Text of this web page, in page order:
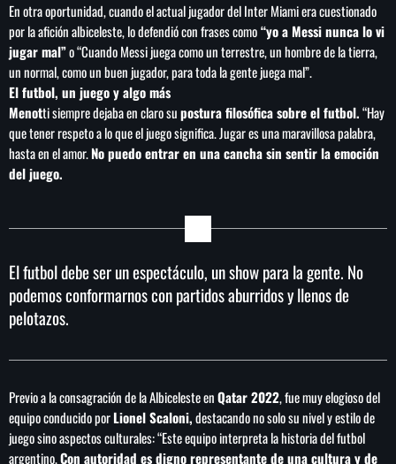
En otra oportunidad, cuando el actual jugador del Inter Miami era cuestionado
por la afición albiceleste, lo defendió con frases como“yo a Messi nunca lo vi
jugar mal”o “Cuando Messi juega como un terrestre, un hombre de la tierra,
un normal, como un buen jugador, para toda la gente juega mal”.
El futbol, un juego y algo más
Menotti siempre dejaba en claro supostura filosófica sobre el futbol.“Hay
que tener respeto a lo que el juego significa. Jugar es una maravillosa palabra,
hasta en el amor.No puedo entrar en una cancha sin sentir la emoción
del juego.
El futbol debe ser un espectáculo, un show para la gente. No
podemos conformarnos con partidos aburridos y llenos de
pelotazos.
Previo a la consagración de la Albiceleste enQatar 2022, fue muy elogioso del
equipo conducido porLionel Scaloni,destacando no solo su nivel y estilo de
juego sino aspectos culturales: “Este equipo interpreta la historia del futbol
argentino.Con autoridad es digno representante de una cultura y de